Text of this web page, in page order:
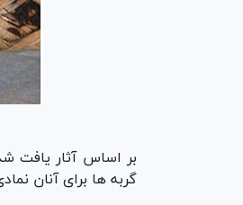
بر اساس آثار یافت
گربه ها برای آنان